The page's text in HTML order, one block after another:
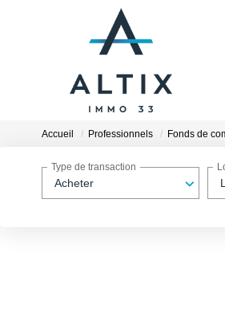
Accueil Professionnels Fonds de
Acheter
Type de transaction